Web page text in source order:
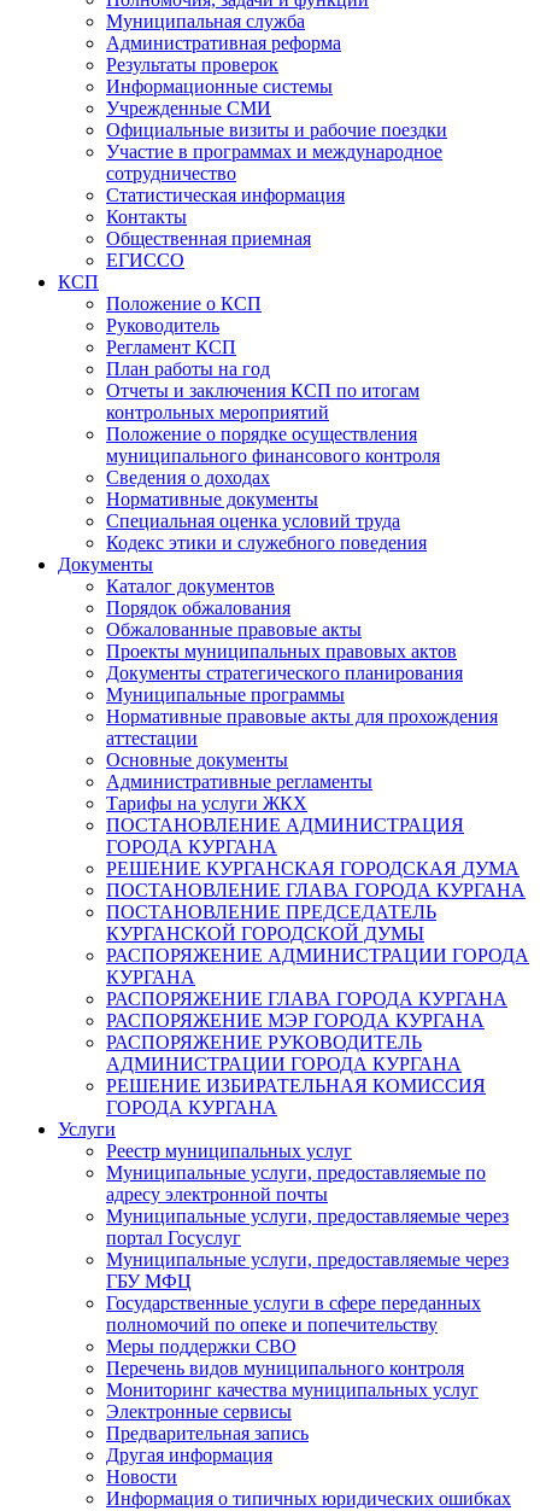
Муниципальная служба
Административная реформа
Результаты проверок
Информационные системы
Учрежденные СМИ
Официальные визиты и рабочие поездки
Участие в программах и международное
сотрудничество
Статистическая информация
Контакты
Общественная приемная
ЕГИССО
КСП
Положение о КСП
Руководитель
Регламент КСП
План работы на год
Отчеты и заключения КСП по итогам
контрольных мероприятий
Положение о порядке осуществления
муниципального финансового контроля
Сведения о доходах
Нормативные документы
Специальная оценка условий труда
Кодекс этики и служебного поведения
Документы
Каталог документов
Порядок обжалования
Обжалованные правовые акты
Проекты муниципальных правовых актов
Документы стратегического планирования
Муниципальные программы
Нормативные правовые акты для прохождения
аттестации
Основные документы
Административные регламенты
Тарифы на услуги ЖКХ
ПОСТАНОВЛЕНИЕ АДМИНИСТРАЦИЯ
ГОРОДА КУРГАНА
РЕШЕНИЕ КУРГАНСКАЯ ГОРОДСКАЯ ДУМА
ПОСТАНОВЛЕНИЕ ГЛАВА ГОРОДА КУРГАНА
ПОСТАНОВЛЕНИЕ ПРЕДСЕДАТЕЛЬ
КУРГАНСКОЙ ГОРОДСКОЙ ДУМЫ
РАСПОРЯЖЕНИЕ АДМИНИСТРАЦИИ ГОРОДА
КУРГАНА
РАСПОРЯЖЕНИЕ ГЛАВА ГОРОДА КУРГАНА
РАСПОРЯЖЕНИЕ МЭР ГОРОДА КУРГАНА
РАСПОРЯЖЕНИЕ РУКОВОДИТЕЛЬ
АДМИНИСТРАЦИИ ГОРОДА КУРГАНА
РЕШЕНИЕ ИЗБИРАТЕЛЬНАЯ КОМИССИЯ
ГОРОДА КУРГАНА
Услуги
Реестр муниципальных услуг
Муниципальные услуги, предоставляемые по
адресу электронной почты
Муниципальные услуги, предоставляемые через
портал Госуслуг
Муниципальные услуги, предоставляемые через
ГБУ МФЦ
Государственные услуги в сфере переданных
полномочий по опеке и попечительству
Меры поддержки СВО
Перечень видов муниципального контроля
Мониторинг качества муниципальных услуг
Электронные сервисы
Предварительная запись
Другая информация
Новости
Информация о типичных юридических ошибках